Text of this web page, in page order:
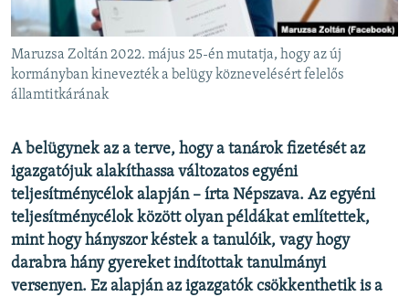
KLÍMAVÁLTOZÁS
A MÚLT TANULSÁGAI
Valamennyi RFE/RL weboldal
Maruzsa Zoltán 2022. május 25-én mutatja, hogy az új
kormányban kinevezték a belügy köznevelésért felelős
államtitkárának
A belügynek az a terve, hogy a tanárok fizetését az
igazgatójuk alakíthassa változatos egyéni
teljesítménycélok alapján – írta Népszava. Az egyéni
teljesítménycélok között olyan példákat említettek,
mint hogy hányszor késtek a tanulóik, vagy hogy
darabra hány gyereket indítottak tanulmányi
versenyen. Ez alapján az igazgatók csökkenthetik is a